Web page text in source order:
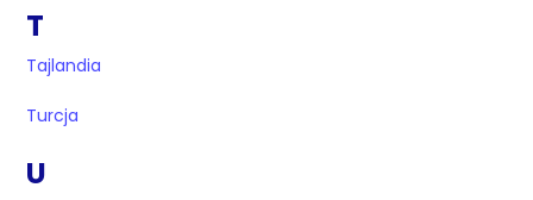
T
Tajlandia
Turcja
U